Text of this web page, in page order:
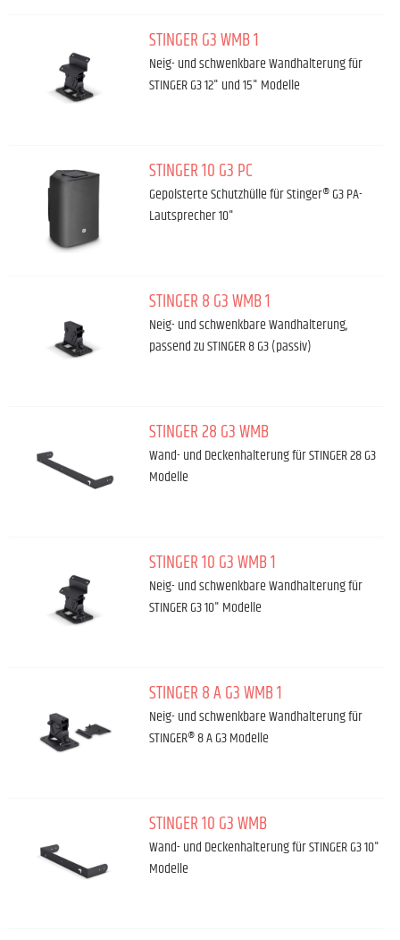
STINGER G3 WMB 1
Neig- und schwenkbare Wandhalterung für
STINGER G3 12" und 15" Modelle
STINGER 10 G3 PC
Gepolsterte Schutzhülle für Stinger® G3 PA-
Lautsprecher 10"
STINGER 8 G3 WMB 1
Neig- und schwenkbare Wandhalterung,
passend zu STINGER 8 G3 (passiv)
STINGER 28 G3 WMB
Wand- und Deckenhalterung für STINGER 28 G3
Modelle
STINGER 10 G3 WMB 1
Neig- und schwenkbare Wandhalterung für
STINGER G3 10" Modelle
STINGER 8 A G3 WMB 1
Neig- und schwenkbare Wandhalterung für
STINGER® 8 A G3 Modelle
STINGER 10 G3 WMB
Wand- und Deckenhalterung für STINGER G3 10"
Modelle